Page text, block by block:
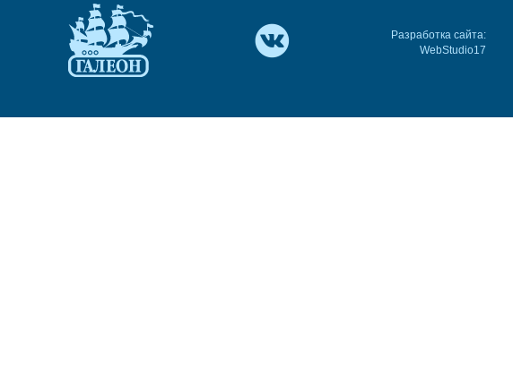
Разработка сайта:
WebStudio17